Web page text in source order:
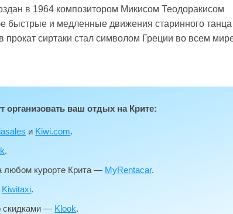
в 1964 композитором Микисом Теодоракисом
быстрые и медленные движения старинного танца
сиртаки стал символом Греции во всем
организовать ваш отдых на Крите:
и Kiwi.com.
.
любом курорте Крита — MyRentacar.
Kiwitaxi.
скидками — Klook.